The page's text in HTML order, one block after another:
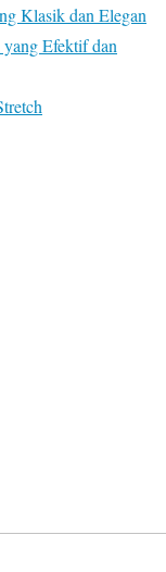
Klasik dan Elegan
Efektif dan